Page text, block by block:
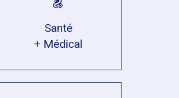
Santé
+ Médical